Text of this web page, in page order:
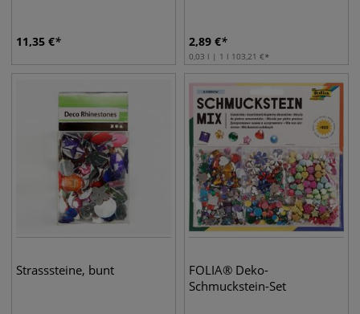
11,35 € 2,89 €
0,03 l | 1 l 103,21 €
Strasssteine, bunt
FOLIA® Deko-
Schmuckstein-Set